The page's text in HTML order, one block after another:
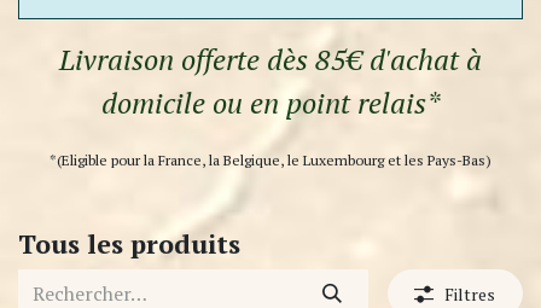
Livraison offerte dès 85€ d'achat à
domicile ou en point relais*
*(Eligible pour la France, la Belgique, le Luxembourg et les Pays-Bas)
Tous les produits
Filtres